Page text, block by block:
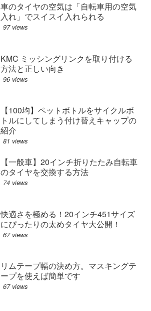
車のタイヤの空気は「自転車用の空気
入れ」でスイスイ入れられる
97 views
KMC ミッシングリンクを取り付ける
方法と正しい向き
96 views
【100均】ペットボトルをサイクルボ
トルにしてしまう付け替えキャップの
紹介
81 views
【一般車】20インチ折りたたみ自転車
のタイヤを交換する方法
74 views
快適さを極める！20インチ451サイズ
にぴったりの太めタイヤ大公開！
67 views
リムテープ幅の決め方。マスキングテ
ープを使えば簡単です
67 views